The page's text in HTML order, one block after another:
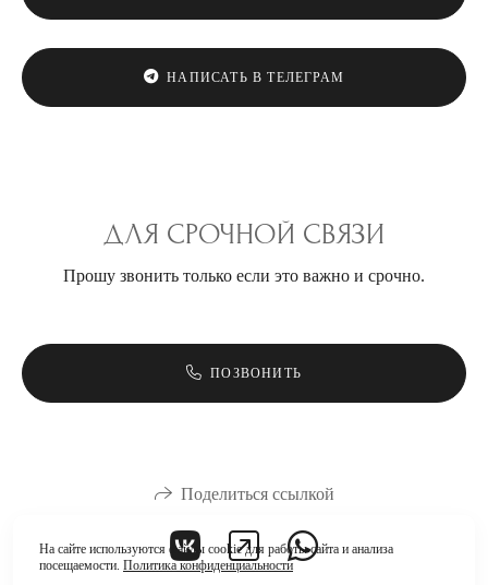
НАПИСАТЬ В ТЕЛЕГРАМ
ДЛЯ СРОЧНОЙ СВЯЗИ
Прошу звонить только если это важно и срочно.
ПОЗВОНИТЬ
Поделиться ссылкой
На сайте используются файлы cookie для работы сайта и анализа
посещаемости. Политика конфиденциальности